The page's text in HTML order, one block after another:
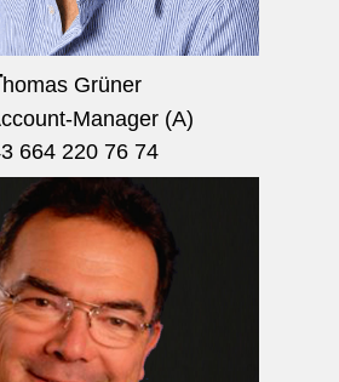
homas Grüner
Manager (A)
664 220 76 74